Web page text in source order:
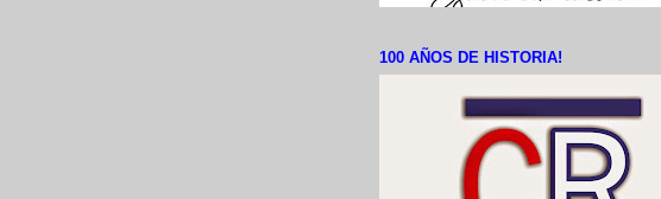
100 AÑOS DE HISTORIA!